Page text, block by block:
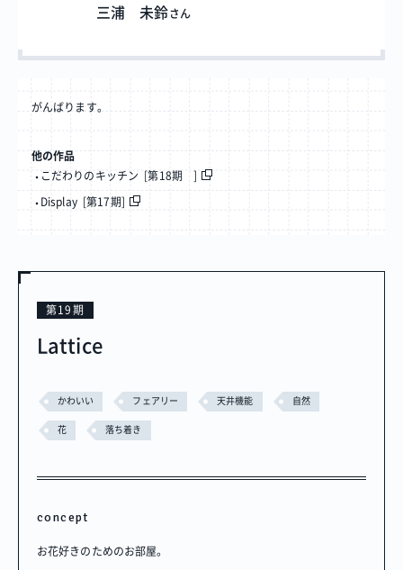
三浦 未鈴さん
がんばります。
他の作品
こだわりのキッチン [第18期 ]
Display [第17期]
第19期
Lattice
かわいい フェアリー 天井機能 自然
花 落ち着き
concept
お花好きのためのお部屋。